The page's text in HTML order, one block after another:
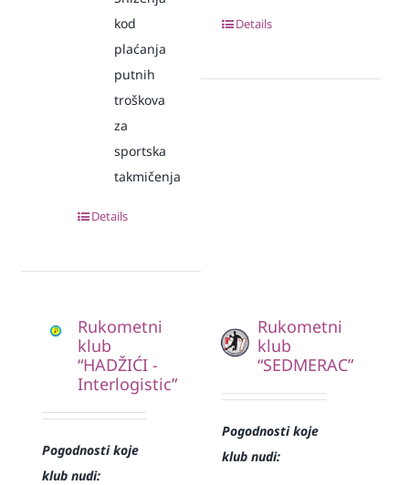
kod
plaćanja
putnih
troškova
za
sportska
takmičenja
Details
Details
Rukometni
klub
“HADŽIĆI -
Interlogistic”
Pogodnosti koje
klub nudi:
Rukometni
klub
“SEDMERAC”
Pogodnosti koje
klub nudi: